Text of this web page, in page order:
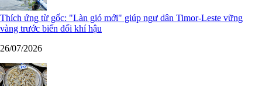
Thích ứng từ gốc: "Làn gió mới" giúp ngư dân Timor-Leste vững
vàng trước biến đổi khí hậu
26/07/2026